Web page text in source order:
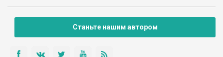
Станьте нашим автором